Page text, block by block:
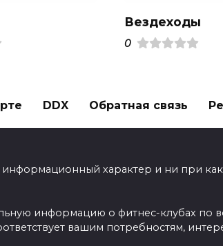
Вездеходы
0
DDX Обратная связь
характер и ни при
информацию о фитнес-клубах по
вашим потребностям,